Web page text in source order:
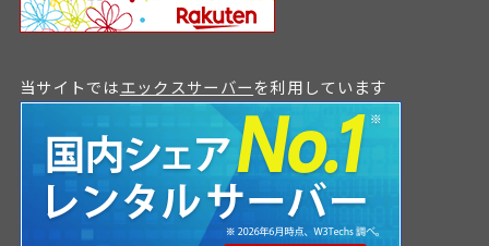
当サイトではエックスサーバーを利用しています